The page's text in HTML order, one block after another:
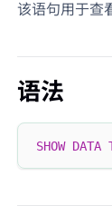
该语句用于查
语法
SHOW DATA